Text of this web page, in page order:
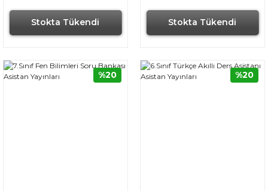
Stokta Tükendi Stokta Tükendi
%20 %20